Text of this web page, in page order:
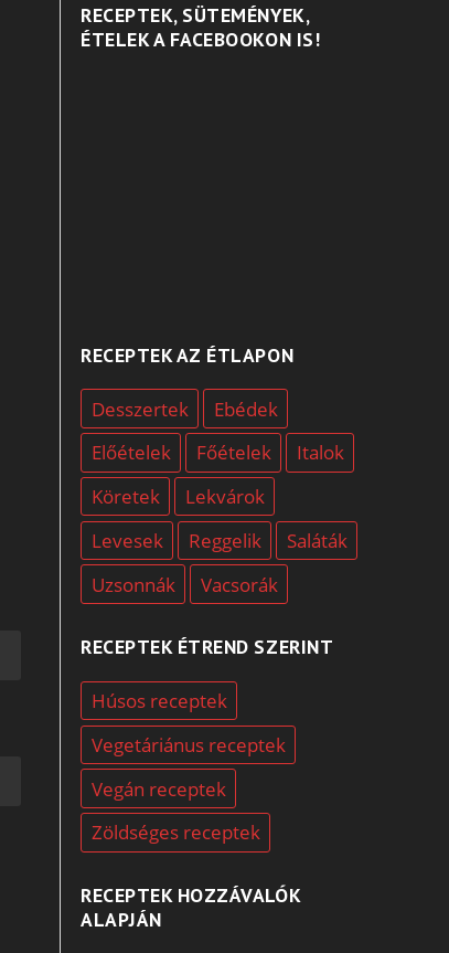
RECEPTEK, SÜTEMÉNYEK,
ÉTELEK A FACEBOOKON IS!
RECEPTEK AZ ÉTLAPON
Desszertek
Ebédek
Előételek
Főételek
Italok
Köretek
Lekvárok
Levesek
Reggelik
Saláták
Uzsonnák
Vacsorák
RECEPTEK ÉTREND SZERINT
Húsos receptek
Vegetáriánus receptek
Vegán receptek
Zöldséges receptek
RECEPTEK HOZZÁVALÓK
ALAPJÁN